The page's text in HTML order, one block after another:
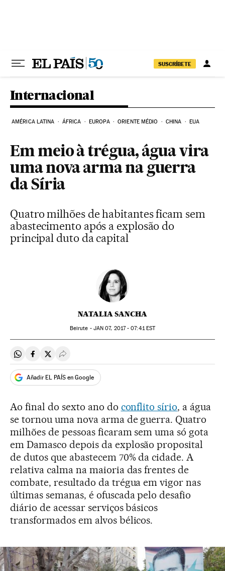
SUSCRÍBETE
Internacional
AMÉRICA LATINA ÁFRICA EUROPA ORIENTE MÉDIO CHINA EUA
Em meio à trégua, água vira
uma nova arma na guerra
da Síria
Quatro milhões de habitantes ficam sem
abastecimento após a explosão do
principal duto da capital
NATALIA SANCHA
Beirute - JAN 07, 2017 - 07:41EST
Compartir en Whatsapp
Compartir en Facebook
Compartir en Twitter
Desplegar Redes Sociales
Añadir EL PAÍS en Google
Ao final do sexto ano do conflito sírio, a água
se tornou uma nova arma de guerra. Quatro
milhões de pessoas ficaram sem uma só gota
em Damasco depois da explosão proposital
de dutos que abastecem 70% da cidade. A
relativa calma na maioria das frentes de
combate, resultado da trégua em vigor nas
últimas semanas, é ofuscada pelo desafio
diário de acessar serviços básicos
transformados em alvos bélicos.